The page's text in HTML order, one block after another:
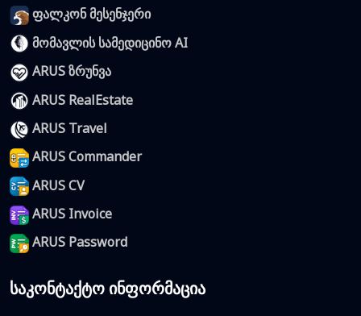
ფალკონ მესენჯერი
მომავლის სამედიცინო AI
ARUS ზრუნვა
ARUS RealEstate
ARUS Travel
ARUS Commander
ARUS CV
ARUS Invoice
ARUS Password
საკონტაქტო ინფორმაცია